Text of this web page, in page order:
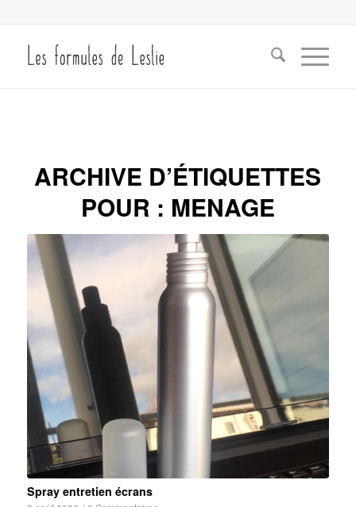
ARCHIVE D’ÉTIQUETTES
POUR : MENAGE
Spray entretien écrans